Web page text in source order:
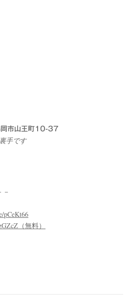
市山王町10-37
手です
pCeKt66
（無料）